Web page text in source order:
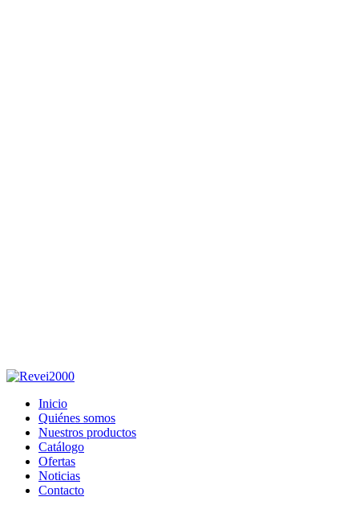
Inicio
Quiénes somos
Nuestros productos
Catálogo
Ofertas
Noticias
Contacto